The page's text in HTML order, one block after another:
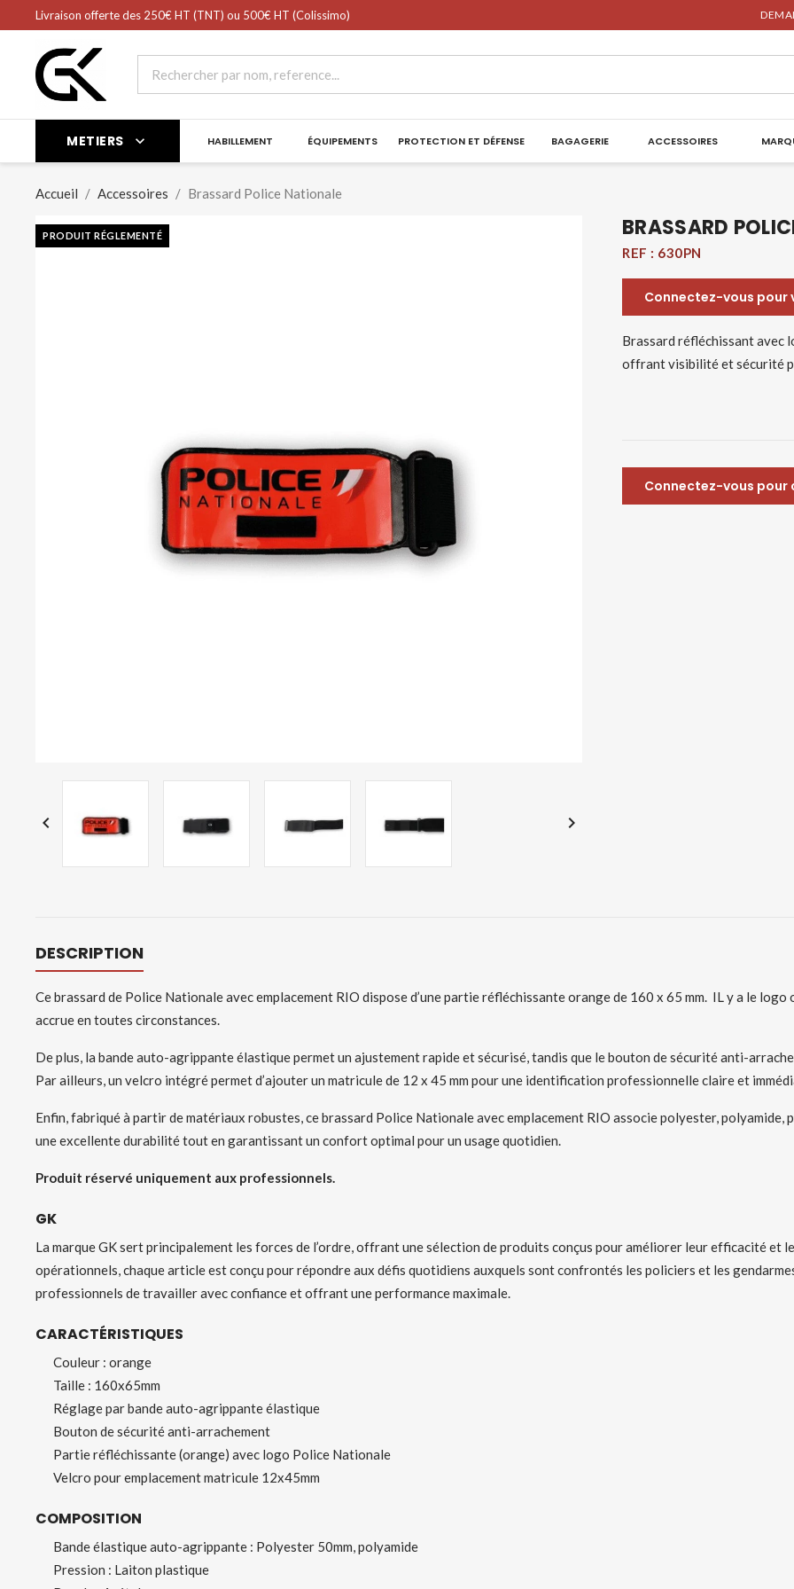
Panier
Livraison offerte des 250€ HT (TNT) ou 500€ HT (Colissimo)
METIERS  HABILLEMENT ÉQUIPEMENTS PROTECTION ET DÉFENSE BAGAGERIE ACCESSOIRES
Accueil Accessoires Brassard Police Nationale
PRODUIT RÉGLEMENTÉ
 
BRASSARD
REF : 630PN
Connectez-vous pour
Brassard réfléchissant avec
offrant visibilité et sécurité
Connectez-vous pour
DESCRIPTION
Ce brassard de Police Nationale avec emplacement RIO dispose d’une partie réfléchissante orange de 160 x 65 mm. IL y a le
accrue en toutes circonstances.
De plus, la bande auto-agrippante élastique permet un ajustement rapide et sécurisé, tandis que le bouton de sécurité anti-
Par ailleurs, un velcro intégré permet d’ajouter un matricule de 12 x 45 mm pour une identification professionnelle claire et
Enfin, fabriqué à partir de matériaux robustes, ce brassard Police Nationale avec emplacement RIO associe polyester,
une excellente durabilité tout en garantissant un confort optimal pour un usage quotidien.
Produit réservé uniquement aux professionnels.
GK
La marque GK sert principalement les forces de l’ordre, offrant une sélection de produits conçus pour améliorer leur efficacité et
opérationnels, chaque article est conçu pour répondre aux défis quotidiens auxquels sont confrontés les policiers et les
professionnels de travailler avec confiance et offrant une performance maximale.
CARACTÉRISTIQUES
Couleur : orange
Taille : 160x65mm
Réglage par bande auto-agrippante élastique
Bouton de sécurité anti-arrachement
Partie réfléchissante (orange) avec logo Police Nationale
Velcro pour emplacement matricule 12x45mm
COMPOSITION
Bande élastique auto-agrippante : Polyester 50mm, polyamide
Pression : Laiton plastique